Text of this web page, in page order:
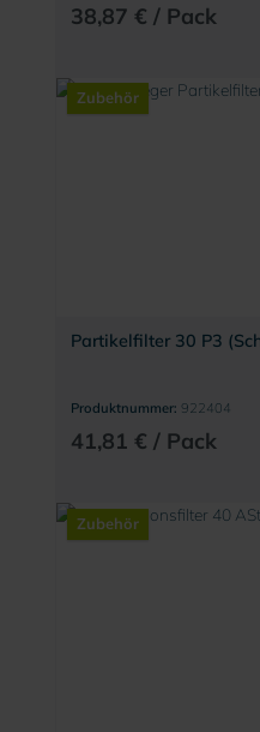
38,87 € / Pack
Zubehör
Partikelfilter 30 P3
Produktnummer: 922404
41,81 € / Pack
Zubehör